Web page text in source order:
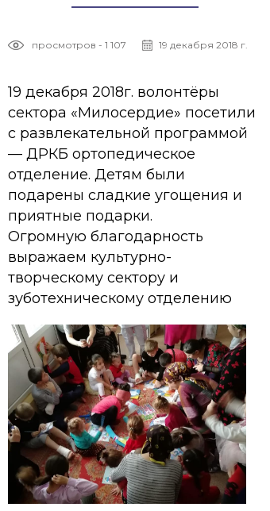
просмотров - 1 107 19 декабря 2018 г.
19 декабря 2018г. волонтёры
сектора «Милосердие» посетили
с развлекательной программой
— ДРКБ ортопедическое
отделение. Детям были
подарены сладкие угощения и
приятные подарки.
Огромную благодарность
выражаем культурно-
творческому сектору и
зуботехническому отделению